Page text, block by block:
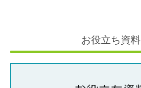
お役立ち資料